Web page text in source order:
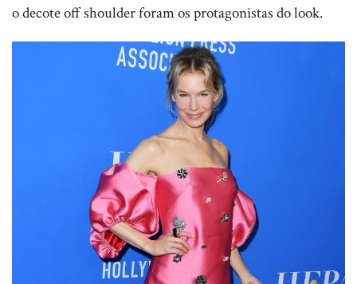
o decote off shoulder foram os protagonistas do look.